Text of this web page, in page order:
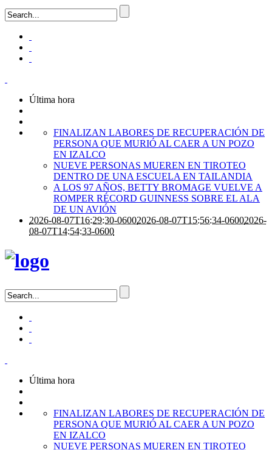
Última hora
FINALIZAN LABORES DE RECUPERACIÓN DE
PERSONA QUE MURIÓ AL CAER A UN POZO
EN IZALCO
NUEVE PERSONAS MUEREN EN TIROTEO
DENTRO DE UNA ESCUELA EN TAILANDIA
A LOS 97 AÑOS, BETTY BROMAGE VUELVE A
ROMPER RÉCORD GUINNESS SOBRE EL ALA
DE UN AVIÓN
2026-08-07T16:29:30-06002026-08-07T15:56:34-06002026-
08-07T14:54:33-0600
Última hora
FINALIZAN LABORES DE RECUPERACIÓN DE
PERSONA QUE MURIÓ AL CAER A UN POZO
EN IZALCO
NUEVE PERSONAS MUEREN EN TIROTEO